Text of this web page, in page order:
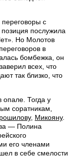
с
послужила
Но Молотов
в
бомбежка, он
всех, что
так близко, что
опале. Тогда у
соратникам,
, Микояну.
— Полина
его членами
в себе смелости